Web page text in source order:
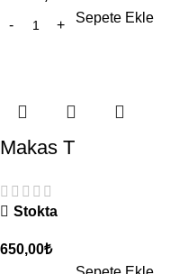
Sepete Ekle
Makas T
Stokta
650,00₺